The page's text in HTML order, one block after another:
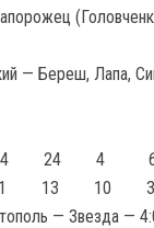
— Береш, Лапа,
24 4 6
13 10 38-
— Звезда —